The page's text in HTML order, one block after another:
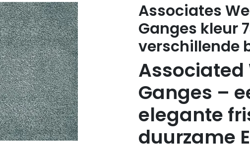
Associates
Ganges kleur
verschillende
Associated
Ganges –
elegante
duurzame